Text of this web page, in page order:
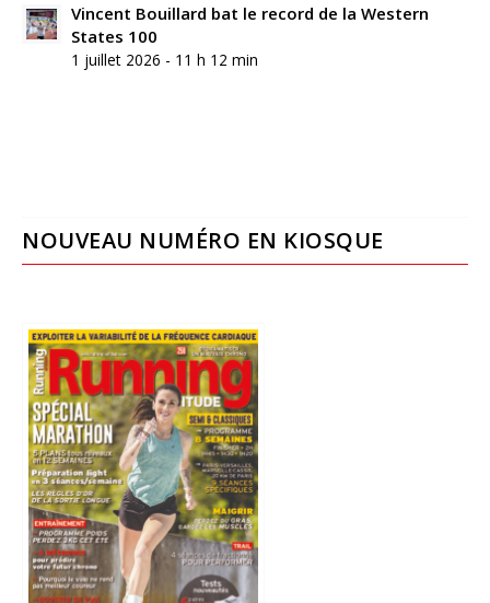
Vincent Bouillard bat le record de la Western
States 100
1 juillet 2026 - 11 h 12 min
NOUVEAU NUMÉRO EN KIOSQUE